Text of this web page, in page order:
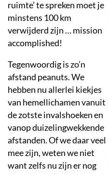
ruimte’ te spreken moet je
minstens 100 km
verwijderd zijn … mission
accomplished!
Tegenwoordig is zo’n
afstand peanuts. We
hebben nu allerlei kiekjes
van hemellichamen vanuit
de zotste invalshoeken en
vanop duizelingwekkende
afstanden. Of we daar veel
mee zijn, weten we niet
want zelfs nu zijn er nog